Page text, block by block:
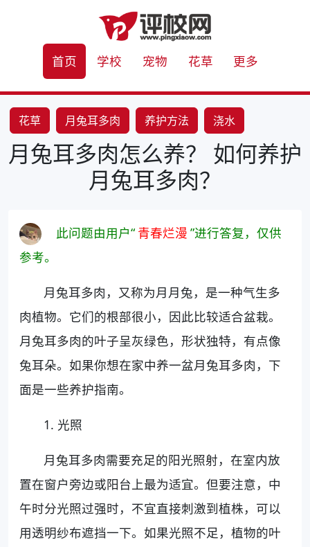
首页 学校 宠物 花草 更多
花草 月兔耳多肉 养护方法 浇水
月兔耳多肉怎么养？ 如何养护
月兔耳多肉？
此问题由用户“ 青春烂漫 ”进行答复，仅供
参考。
月兔耳多肉，又称为月月兔，是一种气生多
肉植物。它们的根部很小，因此比较适合盆栽。
月兔耳多肉的叶子呈灰绿色，形状独特，有点像
兔耳朵。如果你想在家中养一盆月兔耳多肉，下
面是一些养护指南。
1. 光照
月兔耳多肉需要充足的阳光照射，在室内放
置在窗户旁边或阳台上最为适宜。但要注意，中
午时分光照过强时，不宜直接刺激到植株，可以
用透明纱布遮挡一下。如果光照不足，植物的叶